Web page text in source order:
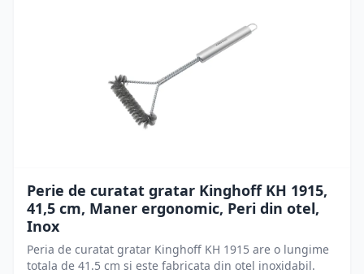
Perie de curatat gratar Kinghoff KH 1915,
41,5 cm, Maner ergonomic, Peri din otel,
Inox
Peria de curatat gratar Kinghoff KH 1915 are o lungime
totala de 41.5 cm si este fabricata din otel inoxidabil.